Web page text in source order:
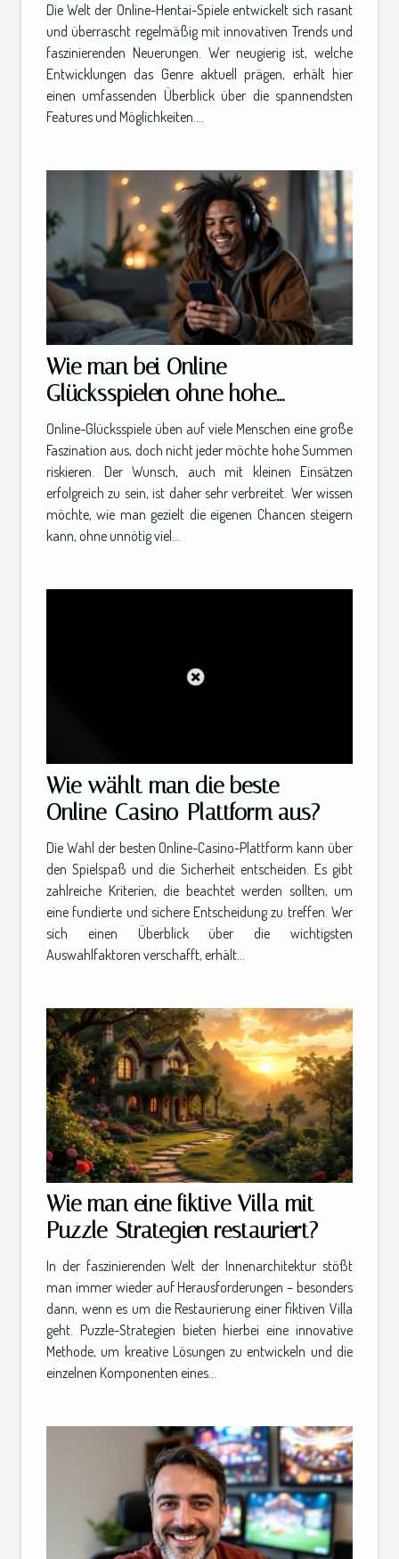
Die Welt der Online-Hentai-Spiele entwickelt sich rasant
und überrascht regelmäßig mit innovativen Trends und
faszinierenden Neuerungen. Wer neugierig ist, welche
Entwicklungen das Genre aktuell prägen, erhält hier
einen umfassenden Überblick über die spannendsten
Features und Möglichkeiten....
Wie man bei Online-
Glücksspielen ohne hohe
Einsätze gewinnt?
Online-Glücksspiele üben auf viele Menschen eine große
Faszination aus, doch nicht jeder möchte hohe Summen
riskieren. Der Wunsch, auch mit kleinen Einsätzen
erfolgreich zu sein, ist daher sehr verbreitet. Wer wissen
möchte, wie man gezielt die eigenen Chancen steigern
kann, ohne unnötig viel...
Wie wählt man die beste
Online-Casino-Plattform aus?
Die Wahl der besten Online-Casino-Plattform kann über
den Spielspaß und die Sicherheit entscheiden. Es gibt
zahlreiche Kriterien, die beachtet werden sollten, um
eine fundierte und sichere Entscheidung zu treffen. Wer
sich einen Überblick über die wichtigsten
Auswahlfaktoren verschafft, erhält...
Wie man eine fiktive Villa mit
Puzzle-Strategien restauriert?
In der faszinierenden Welt der Innenarchitektur stößt
man immer wieder auf Herausforderungen – besonders
dann, wenn es um die Restaurierung einer fiktiven Villa
geht. Puzzle-Strategien bieten hierbei eine innovative
Methode, um kreative Lösungen zu entwickeln und die
einzelnen Komponenten eines...